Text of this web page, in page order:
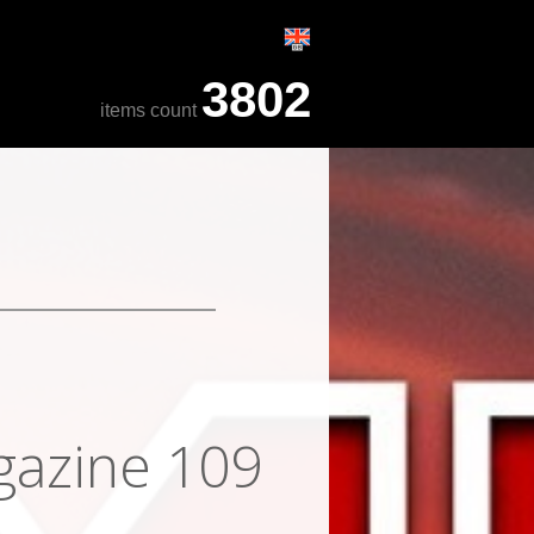
items count 3802
109